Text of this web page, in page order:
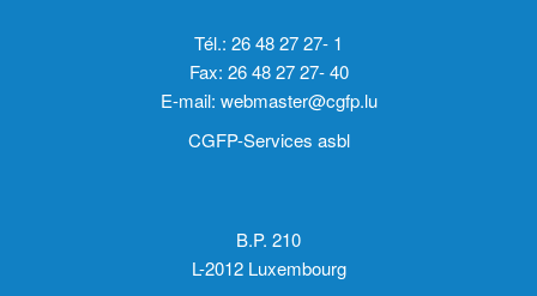
Tél.: 26 48 27 27- 1
Fax: 26 48 27 27- 40
E-mail: webmaster@cgfp.lu
CGFP-Services asbl
B.P. 210
L-2012 Luxembourg